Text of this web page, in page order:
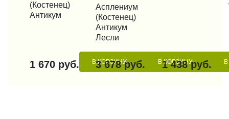
(Костенец)
Антикум
1 670 руб. В КОРЗИНУ
КУПИТЬ В 1 КЛИК
Асплениум
(Костенец)
Антикум
Лесли
3 678 руб. В КОРЗИНУ
1 438 руб.